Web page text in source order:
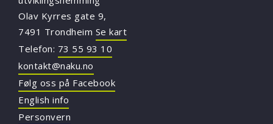
Olav Kyrres gate 9,
7491 Trondheim Se kart
Telefon: 73 55 93 10
kontakt@naku.no
Følg oss på Facebook
English info
Personvern